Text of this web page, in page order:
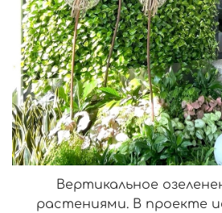
Вертикальное
растениями. В проекте